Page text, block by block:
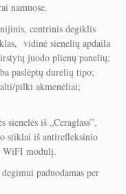
namuose.
centrinis degiklis
vidinė sienelių apdaila
juodo plienų panelių;
paslėptų durelių tipo;
pilki akmenėliai;
iš „Ceraglass”,
stiklai iš antirefleksinio
WiFI modulį.
paduodamas per